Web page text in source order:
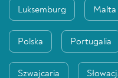
Luksemburg Malta
Polska Portugalia
Szwajcaria